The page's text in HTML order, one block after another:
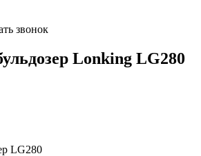
звонок
Lonking LG280
LG280